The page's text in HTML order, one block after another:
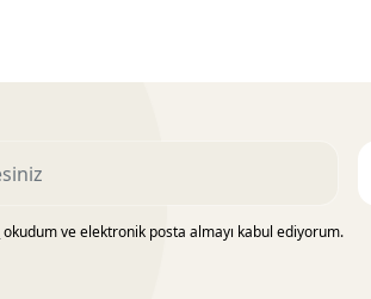
okudum ve elektronik posta almayı kabul ediyorum.